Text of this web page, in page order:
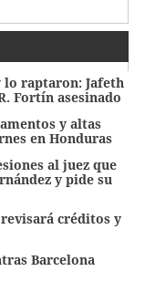
raptaron: Jafeth
Fortín asesinado
y altas
en Honduras
al juez que
y pide su
revisará créditos y
Barcelona